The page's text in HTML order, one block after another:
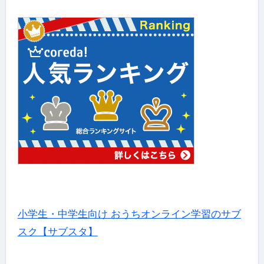
小学生・中学生向け おうちオンライン学習のサブ
スク【サブスタ】